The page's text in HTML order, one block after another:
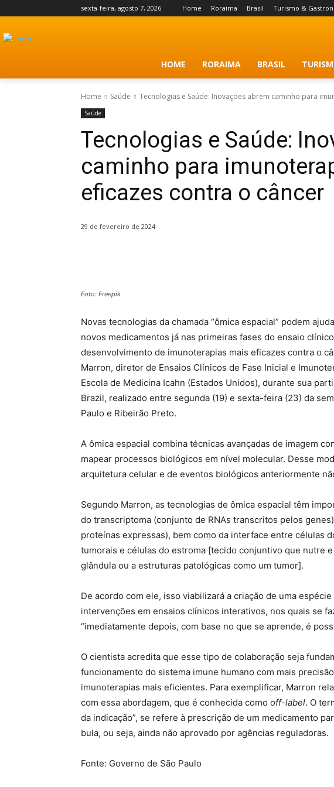
sexta-feira, agosto 7, 2026 Home Roraima Brasil Turismo &
HOME RORAIMA BRASIL
Home Saúde Tecnologias e Saúde: Inovações abrem caminho para
Saúde
Tecnologias e Saúde:
caminho para
eficazes contra o câncer
29 de fevereiro de 2024
Foto: Freepik
Novas tecnologias da chamada “ômica espacial” podem
novos medicamentos já nas primeiras fases do ensaio
desenvolvimento de imunoterapias mais eficazes contra o
Marron, diretor de Ensaios Clínicos de Fase Inicial e
Escola de Medicina Icahn (Estados Unidos), durante sua
Brazil, realizado entre segunda (19) e sexta-feira (23) da
Paulo e Ribeirão Preto.
A ômica espacial combina técnicas avançadas de imagem
mapear processos biológicos em nível molecular. Desse
arquitetura celular e de eventos biológicos anteriormente
Segundo Marron, as tecnologias de ômica espacial têm
do transcriptoma (conjunto de RNAs transcritos pelos
proteínas expressas), bem como da interface entre células
tumorais e células do estroma [tecido conjuntivo que nutre
glândula ou a estruturas patológicas como um tumor].
De acordo com ele, isso viabilizará a criação de uma
intervenções em ensaios clínicos interativos, nos quais se
“imediatamente depois, com base no que se aprende, é
O cientista acredita que esse tipo de colaboração seja
funcionamento do sistema imune humano com mais
imunoterapias mais eficientes. Para exemplificar, Marron
com essa abordagem, que é conhecida como off-label. O
da indicação”, se refere à prescrição de um medicamento
bula, ou seja, ainda não aprovado por agências reguladoras.
Fonte: Governo de São Paulo